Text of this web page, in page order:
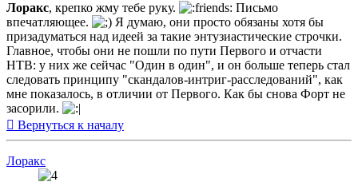
Лоракс, крепко жму тебе руку.
Письмо
впечатляющее.
Я думаю, они просто обязаны хотя бы
призадуматься над идеей за такие энтузиастические строчки.
Главное, чтобы они не пошли по пути Первого и отчасти
НТВ: у них же сейчас "Один в один", и он больше теперь стал
следовать принципу "скандалов-интриг-расследований", как
мне показалось, в отличии от Первого. Как бы снова Форт не
засорили.
Вернуться к началу
Лоракс